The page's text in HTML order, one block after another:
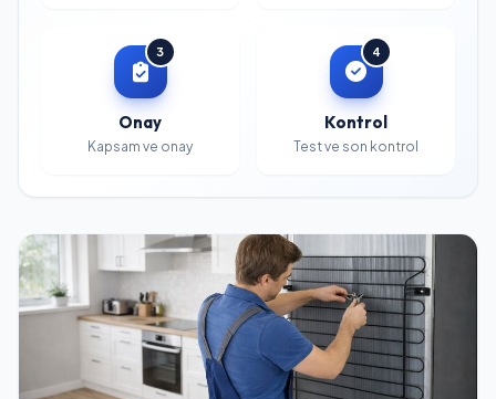
3
Onay
Kapsam ve onay
4
Kontrol
Test ve son kontrol